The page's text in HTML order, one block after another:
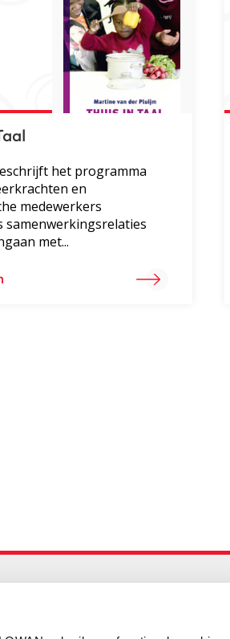
het programma
en
medewerkers
samenwerkingsrelaties
met...